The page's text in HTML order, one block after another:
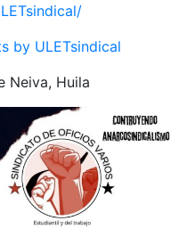
by ULETsindical
Neiva, Huila